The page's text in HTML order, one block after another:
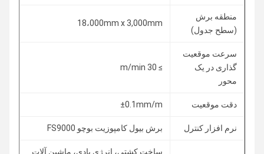
منطقه برش
(سطح جدول)
18،000mm x 3,000mm
سرعت موقعیت
گذاری در یک
محور
≥ 30 m/min
دقت موقعیت ±0.1mm/m
نرم افزار کنترل برش بیول کامپوزیت بوچو FS9000
ساخت کشتی، انرژی بادی، ماشین آلات